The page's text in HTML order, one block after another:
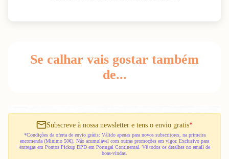
Se calhar vais gostar também
de...
Subscreve à nossa newsletter e tens o envio gratis*
*Condições da oferta de envio grátis: Válido apenas para novos subscritores, na primeira
encomenda (Mínimo 50€). Não acumulável com outras promoções em vigor. Exclusivo para
entregas em Pontos Pickup DPD em Portugal Continental. Vê todos os detalhes no email de
boas-vindas.